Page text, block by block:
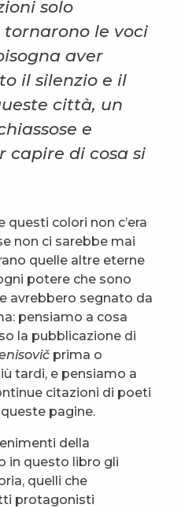
solo
tornarono le voci
aver
il silenzio e il
città, un
e
capire di cosa si
questi colori non c’era
non ci sarebbe mai
quelle altre eterne
potere che sono
avrebbero segnato da
pensiamo a cosa
la pubblicazione di
prima o
tardi, e pensiamo a
citazioni di poeti
pagine.
della
in questo libro gli
quelli che
protagonisti